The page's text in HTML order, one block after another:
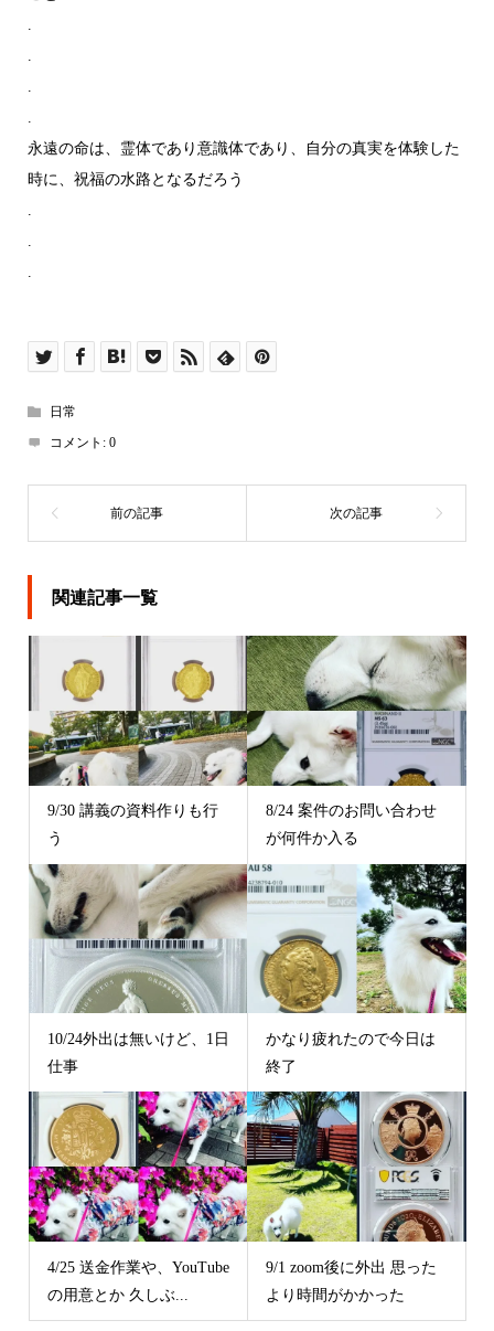
.
.
.
.
永遠の命は、霊体であり意識体であり、自分の真実を体験した
時に、祝福の水路となるだろう
.
.
.
日常
コメント: 0
関連記事一覧
9/30 講義の資料作りも行
う
8/24 案件のお問い合わせ
が何件か入る
10/24外出は無いけど、1日
仕事
かなり疲れたので今日は
終了
4/25 送金作業や、YouTube
の用意とか 久しぶ...
9/1 zoom後に外出 思った
より時間がかかった